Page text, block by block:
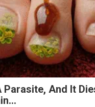
Parasite, And It